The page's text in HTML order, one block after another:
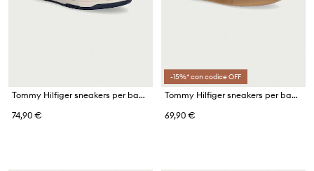
Tommy Hilfiger sneakers per bambini
74,90 €
-15%* con codice OFF
Tommy Hilfiger sneakers per bambini
69,90 €